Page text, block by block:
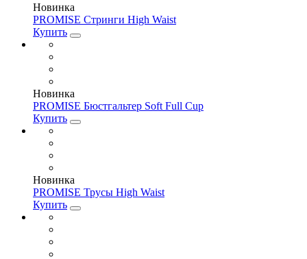
Новинка
PROMISE Стринги High Waist
Купить
Новинка
PROMISE Бюстгальтер Soft Full Cup
Купить
Новинка
PROMISE Трусы High Waist
Купить